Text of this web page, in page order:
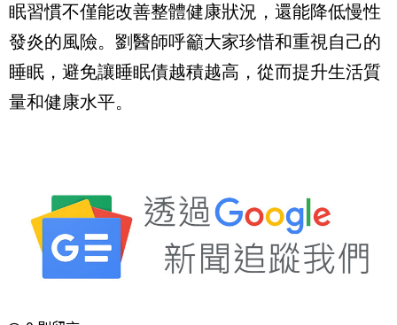
眠習慣不僅能改善整體健康狀況，還能降低慢性
發炎的風險。劉醫師呼籲大家珍惜和重視自己的
睡眠，避免讓睡眠債越積越高，從而提升生活質
量和健康水平。